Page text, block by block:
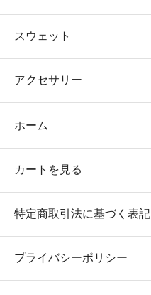
スウェット
アクセサリー
ホーム
カートを見る
特定商取引法に基づく表記
プライバシーポリシー